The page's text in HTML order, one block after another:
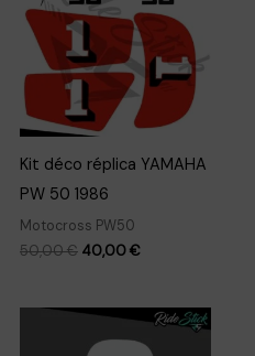
Kit déco réplica YAMAHA
PW 50 1986
Motocross PW50
50,00€ Le
était :
50,00 €.
40,00€Le
est :
40,00 €.